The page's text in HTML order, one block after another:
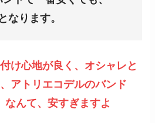
なります。
け心地が良く、オシャレと
アトリエコデルのバンド
なんて、安すぎますよ